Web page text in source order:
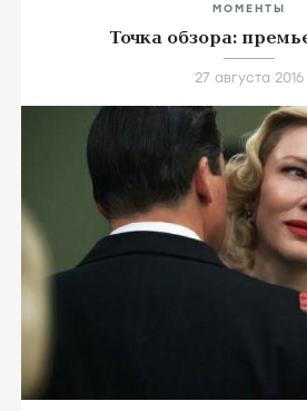
МОМЕНТЫ
Точка обзора:
27 августа 2016